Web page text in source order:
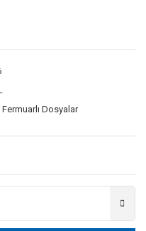
Fermuarlı Dosyalar